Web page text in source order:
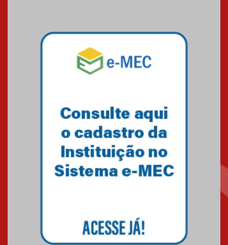
Mackenzie mobiliza campanha
solidária para apoiar famílias em
Minas Gerais
Primeiro culto do ano ressalta o
27.02.2026